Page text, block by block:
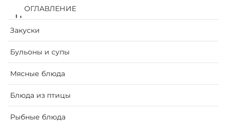
ОГЛАВЛЕНИЕ
Закуски
Бульоны и супы
Мясные блюда
Блюда из птицы
Рыбные блюда